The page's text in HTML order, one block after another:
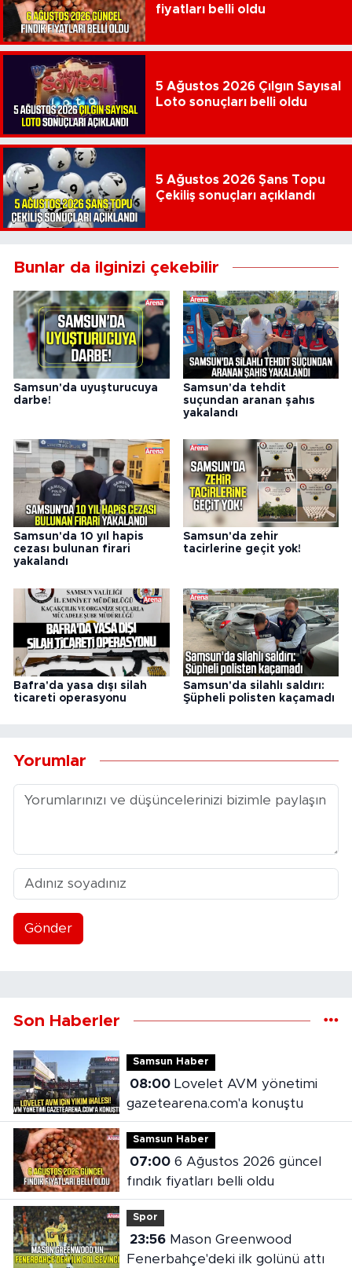
fiyatları belli oldu
5 Ağustos 2026 Çılgın Sayısal
Loto sonuçları belli oldu
5 Ağustos 2026 Şans Topu
Çekiliş sonuçları açıklandı
Bunlar da ilginizi çekebilir
Samsun'da uyuşturucuya
darbe!
Samsun'da tehdit
suçundan aranan şahıs
yakalandı
Samsun'da 10 yıl hapis
cezası bulunan firari
yakalandı
Samsun'da zehir
tacirlerine geçit yok!
Bafra'da yasa dışı silah
ticareti operasyonu
Samsun'da silahlı saldırı:
Şüpheli polisten kaçamadı
Yorumlar
Gönder
Son Haberler
Samsun Haber
08:00Lovelet AVM yönetimi
gazetearena.com'a konuştu
Samsun Haber
07:006 Ağustos 2026 güncel
fındık fiyatları belli oldu
Spor
23:56Mason Greenwood
Fenerbahçe'deki ilk golünü attı